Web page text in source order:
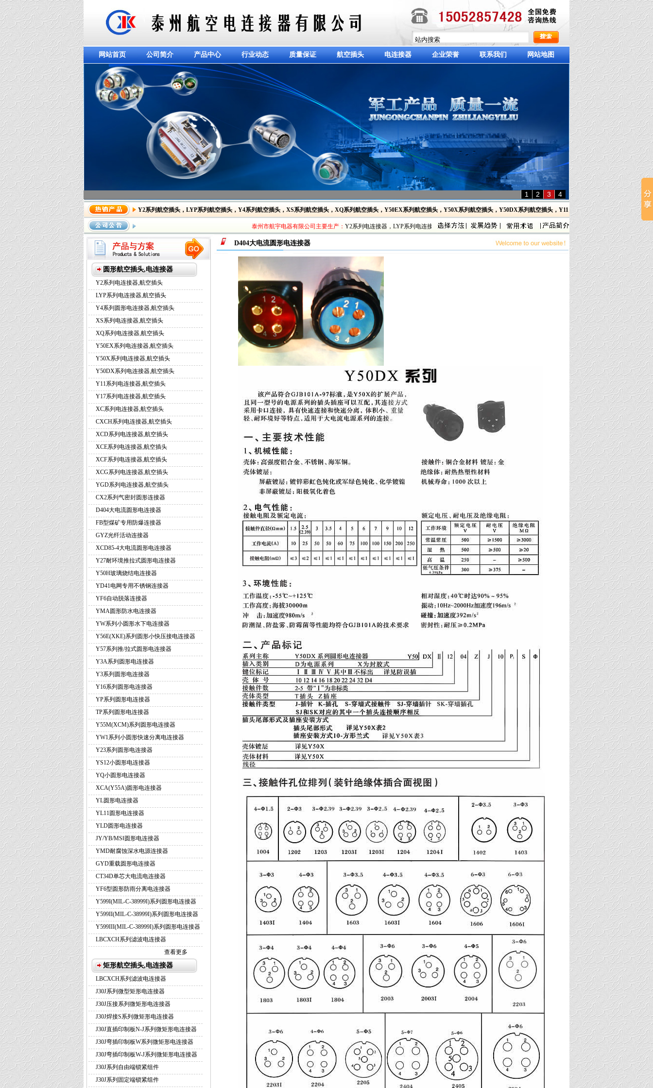
网站首页 公司简介 产品中心 行业动态 质量保证 航空插头 电连接器 企业荣誉 联系我们 网站地图
1 2 3 4
dddddddddddd
Y2系列航空插头 ， LYP系列航空插头 ， Y4系列航空插头 ， XS系列航空插头 ， XQ系列航空插头 ， Y50EX系列航空插头 ， Y50X系列航空插头 ， Y50DX系列航空插头 ， Y11
XC系列航空插头， CXCH系列航空插头， XCD系列航空插头， XCE系列航空插头，XCF系列航空插头， XCG系列航空插头 ，YGD
系列航空插头
泰州市航宇电器有限公司主要生产：Y2系列电连接器，LYP系列电连接器，Y4系列圆形电连接器，XS系列电连接器，XQ系列电连接器， Y50EX系列电连接器 ，
圆形航空插头,电连接器
Y2系列电连接器,航空插头
LYP系列电连接器,航空插头
Y4系列圆形电连接器,航空插头
XS系列电连接器,航空插头
XQ系列电连接器,航空插头
Y50EX系列电连接器,航空插头
Y50X系列电连接器,航空插头
Y50DX系列电连接器,航空插头
Y11系列电连接器,航空插头
Y17系列电连接器,航空插头
XC系列电连接器,航空插头
CXCH系列电连接器,航空插头
XCD系列电连接器,航空插头
XCE系列电连接器,航空插头
XCF系列电连接器,航空插头
XCG系列电连接器,航空插头
YGD系列电连接器,航空插头
CX2系列气密封圆形连接器
D404大电流圆形电连接器
FB型煤矿专用防爆连接器
GYZ光纤活动连接器
XCD85-4大电流圆形电连接器
Y27耐环境推拉式圆形电连接器
Y50H玻璃烧结电连接器
YD41电网专用不锈钢连接器
YF6自动脱落连接器
YMA圆形防水电连接器
YW系列小圆形水下电连接器
Y56E(XKE)系列圆形小快压接电连接器
Y57系列推/拉式圆形电连接器
Y3A系列圆形电连接器
Y3系列圆形电连接器
Y16系列圆形电连接器
YP系列圆形电连接器
TP系列圆形电连接器
Y55M(XCM)系列圆形电连接器
YW1系列小圆形快速分离电连接器
Y23系列圆形电连接器
YS12小圆形电连接器
YQ小圆形电连接器
XCA(Y55A)圆形电连接器
YL圆形电连接器
YL11圆形电连接器
YLD圆形电连接器
JY/YB/MSⅠ圆形电连接器
YMD耐腐蚀深水电源连接器
GYD重载圆形电连接器
CT34D单芯大电流电连接器
YF6型圆形防雨分离电连接器
Y599I(MIL-C-38999I)系列圆形电连接器
Y599II(MIL-C-38999I)系列圆形电连接器
Y599III(MIL-C-38999I)系列圆形电连接器
LBCXCH系列滤波电连接器
查看更多
矩形航空插头,电连接器
LBCXCH系列滤波电连接器
J30J系列微型矩形电连接器
J30J压接系列微矩形电连接器
J30J焊接S系列微矩形电连接器
J30J直插印制板N-J系列微矩形电连接器
J30J弯插印制板W系列微矩形电连接器
J30J弯插印制板W-J系列微矩形电连接器
J30J系列自由端锁紧组件
J30J系列固定端锁紧组件
D404大电流圆形电连接器